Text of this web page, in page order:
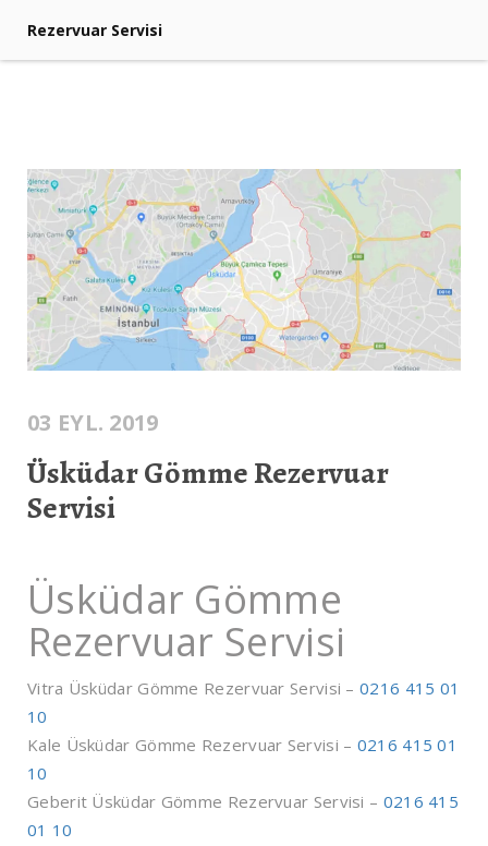
Rezervuar Servisi
03 EYL. 2019
Üsküdar Gömme Rezervuar
Servisi
Üsküdar Gömme
Rezervuar Servisi
Vitra Üsküdar Gömme Rezervuar Servisi – 0216 415 01
10
Kale Üsküdar Gömme Rezervuar Servisi – 0216 415 01
10
Geberit Üsküdar Gömme Rezervuar Servisi – 0216 415
01 10